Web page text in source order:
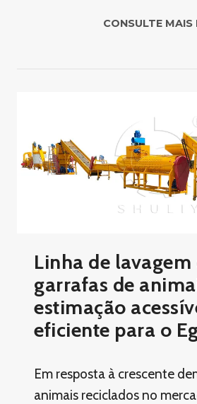
CONSULTE
Linha de lavagem
garrafas de
estimação
eficiente para o
Em resposta à crescente
animais reciclados no